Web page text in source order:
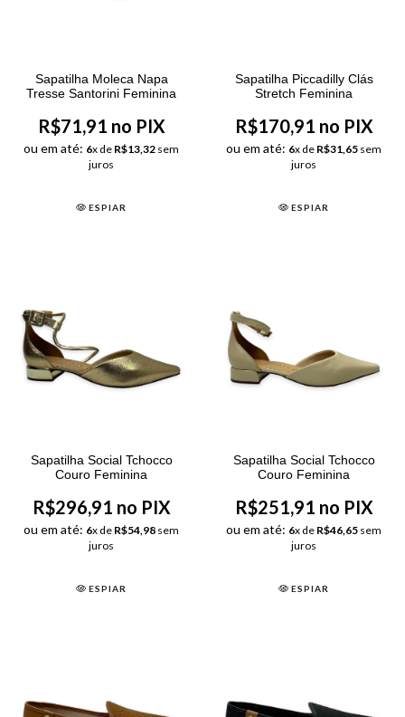
Sapatilha Moleca Napa
Tresse Santorini Feminina
R$71,91 no PIX
ou em até: 6x de R$13,32 sem
juros
ESPIAR
Sapatilha Piccadilly Clás
Stretch Feminina
R$170,91 no PIX
ou em até: 6x de R$31,65 sem
juros
ESPIAR
Sapatilha Social Tchocco
Couro Feminina
R$296,91 no PIX
ou em até: 6x de R$54,98 sem
juros
ESPIAR
Sapatilha Social Tchocco
Couro Feminina
R$251,91 no PIX
ou em até: 6x de R$46,65 sem
juros
ESPIAR